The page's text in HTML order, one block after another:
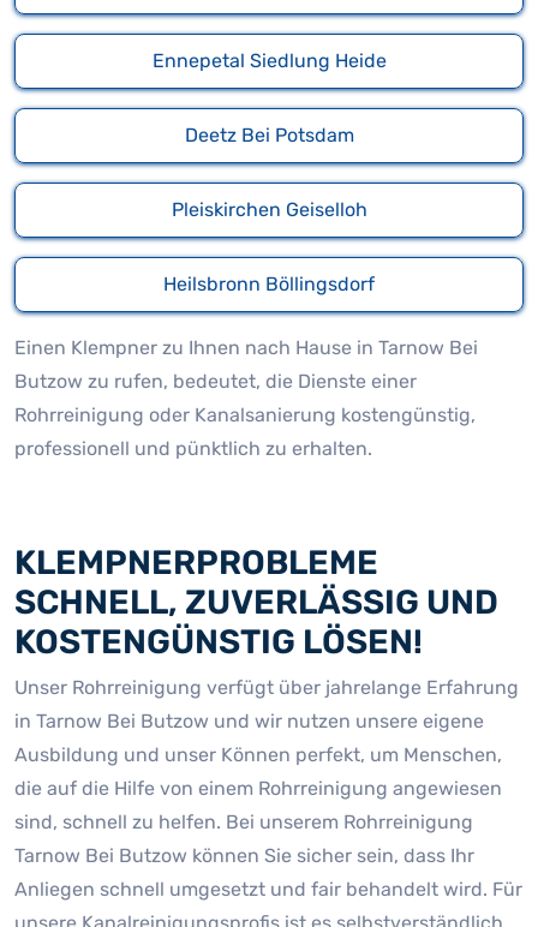
Ennepetal Siedlung Heide
Deetz Bei Potsdam
Pleiskirchen Geiselloh
Heilsbronn Böllingsdorf
Einen Klempner zu Ihnen nach Hause in Tarnow Bei
Butzow zu rufen, bedeutet, die Dienste einer
Rohrreinigung oder Kanalsanierung kostengünstig,
professionell und pünktlich zu erhalten.
KLEMPNERPROBLEME
SCHNELL, ZUVERLÄSSIG UND
KOSTENGÜNSTIG LÖSEN!
Unser Rohrreinigung verfügt über jahrelange Erfahrung
in Tarnow Bei Butzow und wir nutzen unsere eigene
Ausbildung und unser Können perfekt, um Menschen,
die auf die Hilfe von einem Rohrreinigung angewiesen
sind, schnell zu helfen. Bei unserem Rohrreinigung
Tarnow Bei Butzow können Sie sicher sein, dass Ihr
Anliegen schnell umgesetzt und fair behandelt wird. Für